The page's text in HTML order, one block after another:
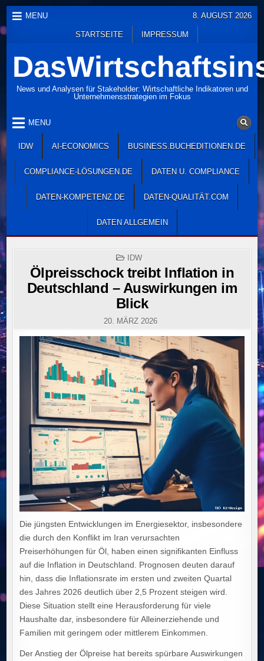
Skip
to
content
MENU
STARTSEITE IMPRESSUM
8. AUGUST 2026
News und Analysen für Stakeholder: Wirtschaftliche Indikatoren und
Unternehmensstrategien im Fokus
MENU
IDW AI-ECONOMICS BUSINESS.BUCHEDITIONEN.DE
COMPLIANCE-LÖSUNGEN.DE DATEN U. COMPLIANCE
DATEN-KOMPETENZ.DE DATEN-QUALITÄT.COM
DATEN ALLGEMEIN
POSTED
IDW
Ölpreisschock treibt Inflation in
Deutschland – Auswirkungen im
Blick
20. MÄRZ 2026
Die jüngsten Entwicklungen im Energiesektor, insbesondere
die durch den Konflikt im Iran verursachten
Preiserhöhungen für Öl, haben einen signifikanten Einfluss
auf die Inflation in Deutschland. Prognosen deuten darauf
hin, dass die Inflationsrate im ersten und zweiten Quartal
des Jahres 2026 deutlich über 2,5 Prozent steigen wird.
Diese Situation stellt eine Herausforderung für viele
Haushalte dar, insbesondere für Alleinerziehende und
Familien mit geringem oder mittlerem Einkommen.
Der Anstieg der Ölpreise hat bereits spürbare Auswirkungen